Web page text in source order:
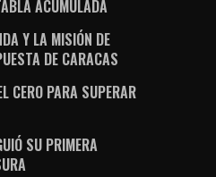
ACUMULADA
Y LA MISIÓN DE
DE CARACAS
CERO PARA SUPERAR
SU PRIMERA